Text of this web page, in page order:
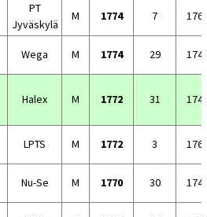
PT
Jyväskylä
M 1774 7
Wega M 1774 29
Halex M 1772 31
LPTS M 1772 3
Nu-Se M 1770 30